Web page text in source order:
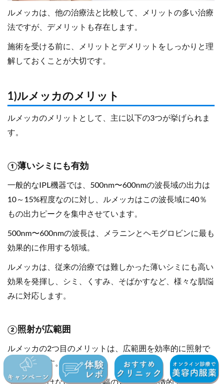
ルメッカは、他の治療法と比較して、メリットの多い治療
法ですが、デメリットも存在します。
施術を受ける前に、メリットとデメリットをしっかりと理
解しておくことが大切です。
1)ルメッカのメリット
ルメッカのメリットとして、主に以下の3つが挙げられま
す。
①薄いシミにも有効
一般的なIPL機器では、500nm〜600nmの波長域の出力は
10～15%程度なのに対し、ルメッカはこの波長域に40％
もの出力ピークを集中させています。
500nm〜600nmの波長は、メラニンとヘモグロビンに最も
効果的に作用する領域。
ルメッカは、従来の治療では難しかった薄いシミにも高い
効果を発揮し、シミ、くすみ、そばかすなど、様々な肌悩
みに対応します。
②照射が広範囲
ルメッカの2つ目のメリットは、広範囲を効率的に照射で
きることです。